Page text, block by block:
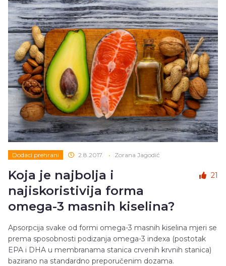
Dodaci prehrani 2.8.2017. • Zorana Jagodić
Koja je najbolja i
najiskoristivija forma
omega-3 masnih kiselina?
21
Apsorpcija svake od formi omega-3 masnih kiselina mjeri se
prema sposobnosti podizanja omega-3 indexa (postotak
EPA i DHA u membranama stanica crvenih krvnih stanica)
bazirano na standardno preporučenim dozama.